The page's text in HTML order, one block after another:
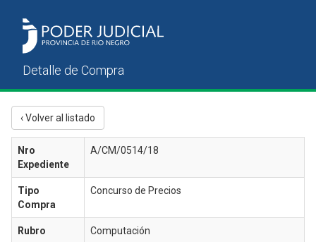
‹ Volver al listado
Nro
Expediente
A/CM/0514/18
Tipo
Compra
Concurso de Precios
Rubro Computación